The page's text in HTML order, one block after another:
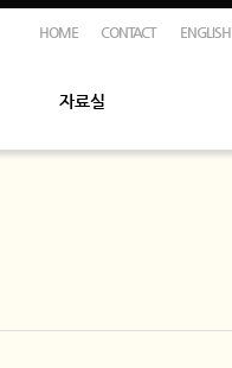
HOME CONTACT ENGLISH
자료실